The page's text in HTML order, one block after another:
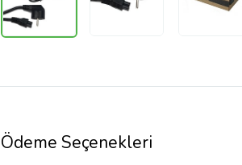
Ödeme Seçenekleri